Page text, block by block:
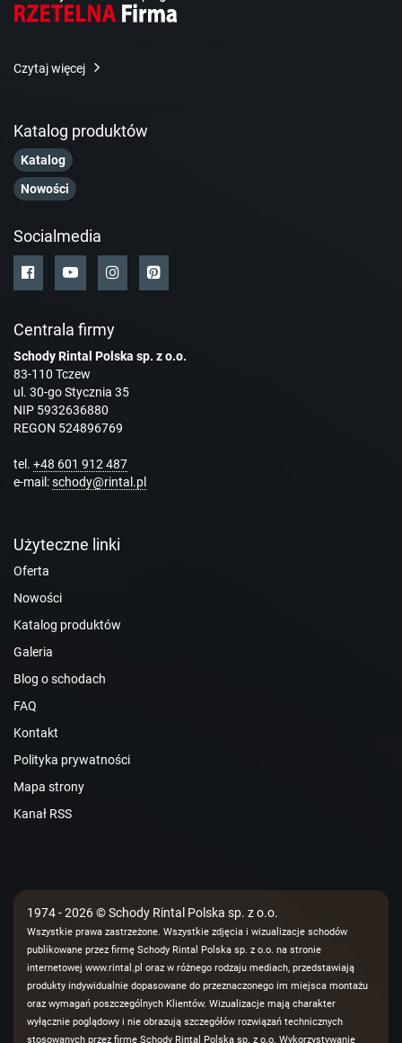
Czytaj więcej
Katalog produktów
Katalog
Nowości
Socialmedia
Centrala firmy
Schody Rintal Polska sp. z o.o.
83-110 Tczew
ul. 30-go Stycznia 35
NIP 5932636880
REGON 524896769
tel. +48 601 912 487
e-mail:schody@rintal.pl
Użyteczne linki
Oferta
Nowości
Katalog produktów
Galeria
Blog o schodach
FAQ
Kontakt
Polityka prywatności
Mapa strony
Kanał RSS
1974 - 2026 © Schody Rintal Polska sp. z o.o.
Wszystkie prawa zastrzeżone. Wszystkie zdjęcia i wizualizacje schodów
publikowane przez firmę Schody Rintal Polska sp. z o.o. na stronie
internetowej www.rintal.pl oraz w różnego rodzaju mediach, przedstawiają
produkty indywidualnie dopasowane do przeznaczonego im miejsca montażu
oraz wymagań poszczególnych Klientów. Wizualizacje mają charakter
wyłącznie poglądowy i nie obrazują szczegółów rozwiązań technicznych
stosowanych przez firmę Schody Rintal Polska sp. z o.o. Wykorzystywanie